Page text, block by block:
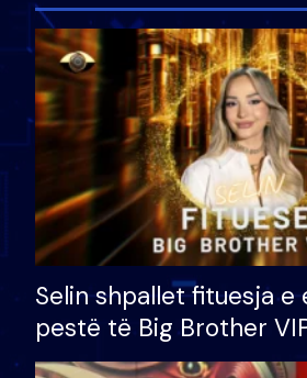
Selin shpallet fituesja
pestë të Big Brother
çmimin e madh prej